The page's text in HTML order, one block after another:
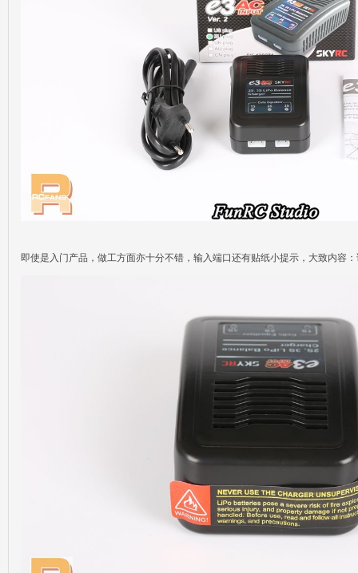
即使是入门产品，做工方面亦十分不错，输入端口还有贴纸小提示，大致内容